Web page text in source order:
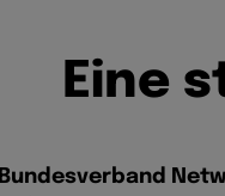
Eine s
Bundesverband